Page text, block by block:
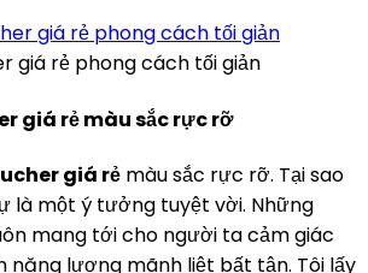
giá rẻ phong cách tối giản
giá rẻ màu sắc rực rỡ
giá rẻ màu sắc rực rỡ. Tại sao
là một ý tưởng tuyệt vời. Những
mang tới cho người ta cảm giác
năng lượng mãnh liệt bất tận. Tôi lấy